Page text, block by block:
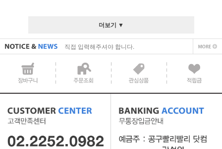
더보기 ▼
직접 입력해주셔야 합니다.
공지사항 텍스트1